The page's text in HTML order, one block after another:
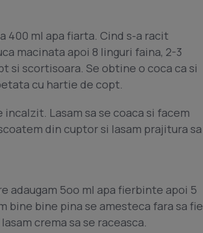
400 ml apa fiarta. Cind s-a racit
macinata apoi 8 linguri faina, 2-3
si scortisoara. Se obtine o coca ca si
cu hartie de copt.
Lasam sa se coaca si facem
din cuptor si lasam prajitura sa
adaugam 5oo ml apa fierbinte apoi 5
bine bine pina se amesteca fara sa fie
crema sa se raceasca.